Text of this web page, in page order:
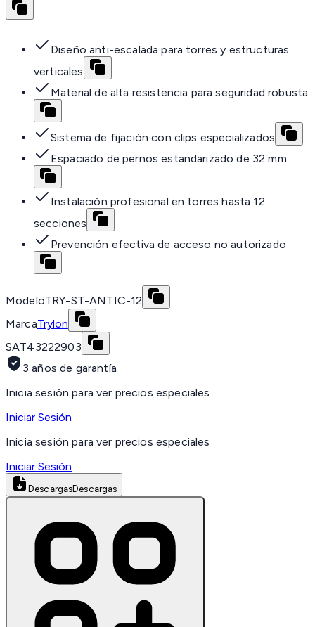
Diseño anti-escalada para torres y estructuras
verticales
Material de alta resistencia para seguridad robusta
Sistema de fijación con clips especializados
Espaciado de pernos estandarizado de 32 mm
Instalación profesional en torres hasta 12
secciones
Prevención efectiva de acceso no autorizado
ModeloTRY-ST-ANTIC-12
MarcaTrylon
SAT43222903
3 años de garantía
Inicia sesión para ver precios especiales
Iniciar Sesión
Inicia sesión para ver precios especiales
Iniciar Sesión
DescargasDescargas